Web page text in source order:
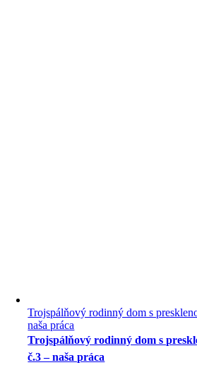
Trojspálňový rodinný dom s
naša práca
Trojspálňový rodinný dom s
č.3 – naša práca